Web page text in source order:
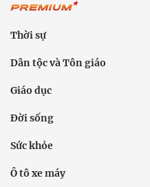
Thời sự
Dân tộc và Tôn giáo
Giáo dục
Đời sống
Sức khỏe
Ô tô xe máy